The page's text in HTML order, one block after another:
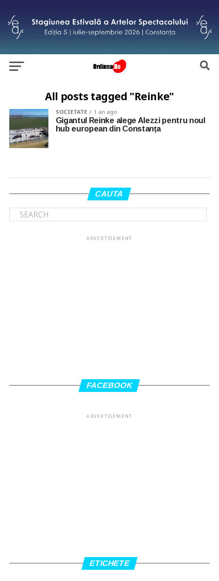
All posts tagged "Reinke"
SOCIETATE 1 an ago
Gigantul Reinke alege Alezzi pentru noul
hub european din Constanța
CAUTA
ADVERTISEMENT
FACEBOOK
ADVERTISEMENT
ETICHETE